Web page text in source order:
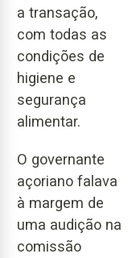
a transação,
com todas as
condições de
higiene e
segurança
alimentar.
O governante
açoriano falava
à margem de
uma audição na
comissão